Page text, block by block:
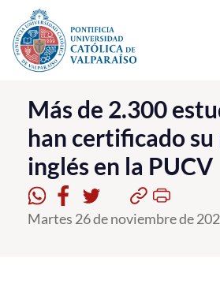
Click acá para ir directamente al
La Universidad
Investigación, Creación e
PUCV Internacional
Vinculación con el Medio
Más de 2.300
han certificado su
inglés en la PUCV
Martes 26 de noviembre de